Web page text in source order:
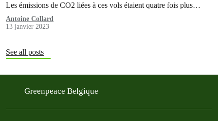
Les émissions de CO2 liées à ces vols étaient quatre fois plus
élevées que ceux générés par les jets privés vers et depuis Davos
lors d'une semaine moyenne. C'est ce que révèle…
Antoine Collard
13 janvier 2023
See all posts
Greenpeace Belgique